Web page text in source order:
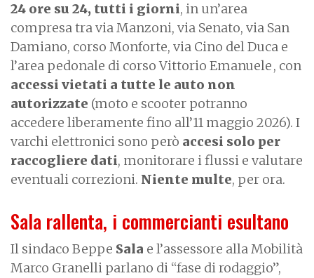
24 ore su 24, tutti i giorni, in un’area
compresa tra via Manzoni, via Senato, via San
Damiano, corso Monforte, via Cino del Duca e
l’area pedonale di corso Vittorio Emanuele, con
accessi vietati a tutte le auto non
autorizzate (moto e scooter potranno
accedere liberamente fino all’11 maggio 2026). I
varchi elettronici sono però accesi solo per
raccogliere dati, monitorare i flussi e valutare
eventuali correzioni. Niente multe, per ora.
Sala rallenta, i commercianti esultano
Il sindaco Beppe Sala e l’assessore alla Mobilità
Marco Granelli parlano di “fase di rodaggio”,